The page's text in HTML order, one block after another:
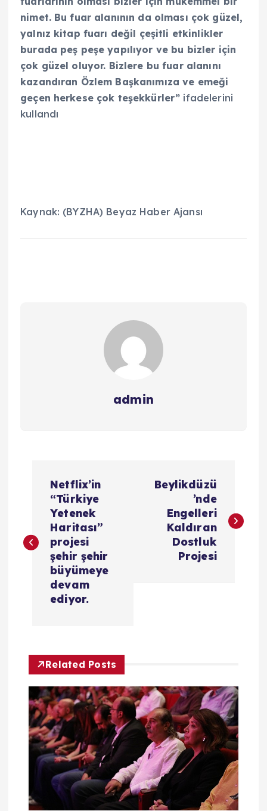
nimet. Bu fuar alanının da olması çok güzel,
yalnız kitap fuarı değil çeşitli etkinlikler
burada peş peşe yapılıyor ve bu bizler için
çok güzel oluyor. Bizlere bu fuar alanını
kazandıran Özlem Başkanımıza ve emeği
geçen herkese çok teşekkürler” ifadelerini
kullandı
Kaynak: (BYZHA) Beyaz Haber Ajansı
admin
z
z
n
m
s
Netflix’in
“Türkiye
Yetenek
Haritası”
projesi
şehir şehir
büyümeye
devam
ediyor.
Beylikdüzü
’nde
Engelleri
Kaldıran
Dostluk
Projesi
Related Posts